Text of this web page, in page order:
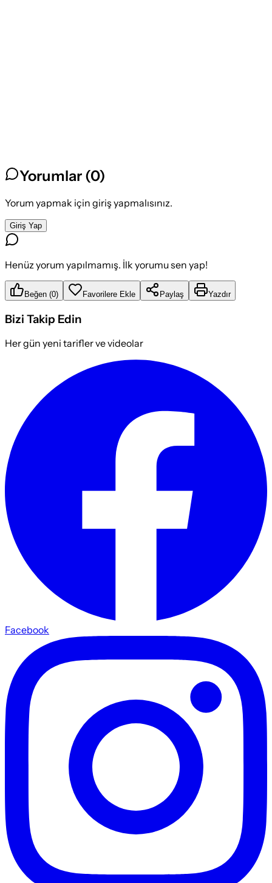
Yorumlar (0)
Yorum yapmak için giriş yapmalısınız.
Giriş Yap
Henüz yorum yapılmamış. İlk yorumu sen yap!
Beğen (0) Favorilere Ekle Paylaş Yazdır
Bizi Takip Edin
Her gün yeni tarifler ve videolar
Facebook